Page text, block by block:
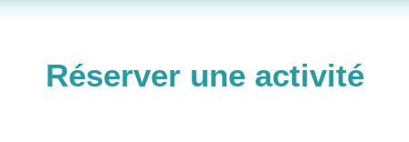
Réserver une activité